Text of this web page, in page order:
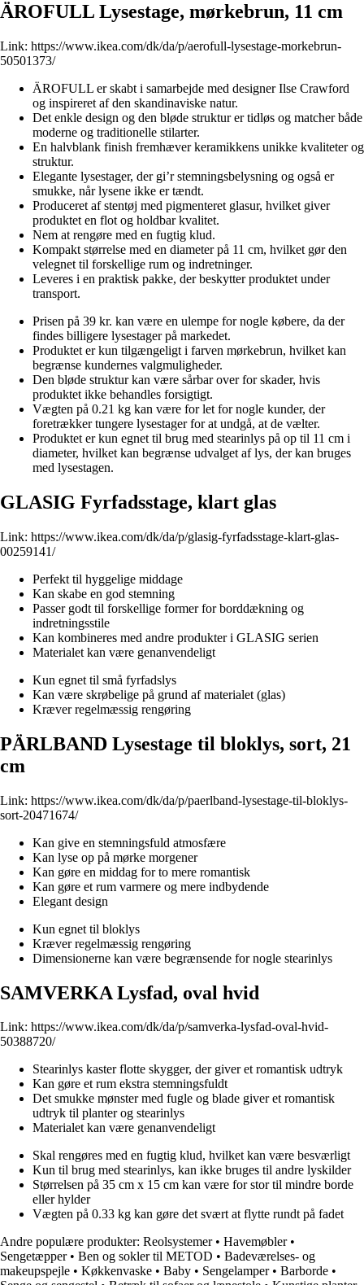
ÄROFULL Lysestage, mørkebrun, 11 cm
Link: https://www.ikea.com/dk/da/p/aerofull-lysestage-morkebrun-
50501373/
ÄROFULL er skabt i samarbejde med designer Ilse Crawford
og inspireret af den skandinaviske natur.
Det enkle design og den bløde struktur er tidløs og matcher både
moderne og traditionelle stilarter.
En halvblank finish fremhæver keramikkens unikke kvaliteter og
struktur.
Elegante lysestager, der gi’r stemningsbelysning og også er
smukke, når lysene ikke er tændt.
Produceret af stentøj med pigmenteret glasur, hvilket giver
produktet en flot og holdbar kvalitet.
Nem at rengøre med en fugtig klud.
Kompakt størrelse med en diameter på 11 cm, hvilket gør den
velegnet til forskellige rum og indretninger.
Leveres i en praktisk pakke, der beskytter produktet under
transport.
Prisen på 39 kr. kan være en ulempe for nogle købere, da der
findes billigere lysestager på markedet.
Produktet er kun tilgængeligt i farven mørkebrun, hvilket kan
begrænse kundernes valgmuligheder.
Den bløde struktur kan være sårbar over for skader, hvis
produktet ikke behandles forsigtigt.
Vægten på 0.21 kg kan være for let for nogle kunder, der
foretrækker tungere lysestager for at undgå, at de vælter.
Produktet er kun egnet til brug med stearinlys på op til 11 cm i
diameter, hvilket kan begrænse udvalget af lys, der kan bruges
med lysestagen.
GLASIG Fyrfadsstage, klart glas
Link: https://www.ikea.com/dk/da/p/glasig-fyrfadsstage-klart-glas-
00259141/
Perfekt til hyggelige middage
Kan skabe en god stemning
Passer godt til forskellige former for borddækning og
indretningsstile
Kan kombineres med andre produkter i GLASIG serien
Materialet kan være genanvendeligt
Kun egnet til små fyrfadslys
Kan være skrøbelige på grund af materialet (glas)
Kræver regelmæssig rengøring
PÄRLBAND Lysestage til bloklys, sort, 21
cm
Link: https://www.ikea.com/dk/da/p/paerlband-lysestage-til-bloklys-
sort-20471674/
Kan give en stemningsfuld atmosfære
Kan lyse op på mørke morgener
Kan gøre en middag for to mere romantisk
Kan gøre et rum varmere og mere indbydende
Elegant design
Kun egnet til bloklys
Kræver regelmæssig rengøring
Dimensionerne kan være begrænsende for nogle stearinlys
SAMVERKA Lysfad, oval hvid
Link: https://www.ikea.com/dk/da/p/samverka-lysfad-oval-hvid-
50388720/
Stearinlys kaster flotte skygger, der giver et romantisk udtryk
Kan gøre et rum ekstra stemningsfuldt
Det smukke mønster med fugle og blade giver et romantisk
udtryk til planter og stearinlys
Materialet kan være genanvendeligt
Skal rengøres med en fugtig klud, hvilket kan være besværligt
Kun til brug med stearinlys, kan ikke bruges til andre lyskilder
Størrelsen på 35 cm x 15 cm kan være for stor til mindre borde
eller hylder
Vægten på 0.33 kg kan gøre det svært at flytte rundt på fadet
Andre populære produkter: Reolsystemer• Havemøbler•
Sengetæpper• Ben og sokler til METOD • Badeværelses- og
makeupspejle • Køkkenvaske • Baby • Sengelamper• Barborde •